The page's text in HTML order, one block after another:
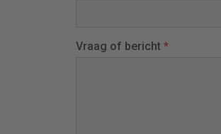
Vraag of bericht *